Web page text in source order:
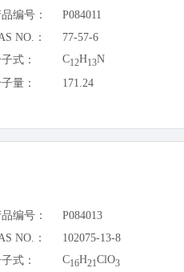
编号：
P084011
NO.：
77-57-6
式：
C12H13N
量：
171.24
编号：
P084013
NO.：
102075-13-8
式：
C16H21ClO3